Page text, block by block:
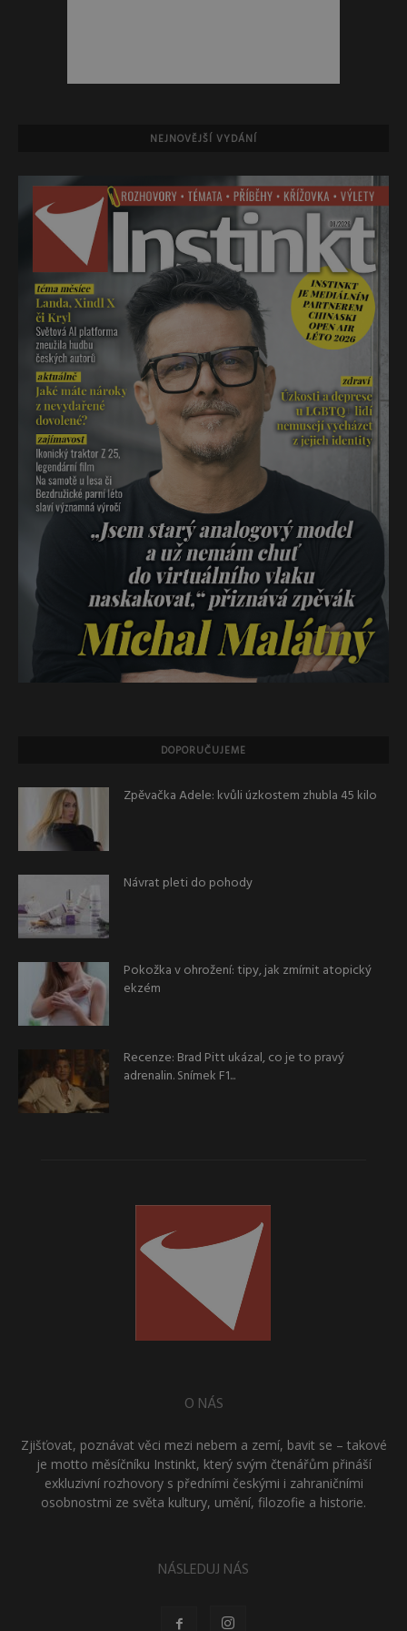
NEJNOVĚJŠÍ VYDÁNÍ
DOPORUČUJEME
Zpěvačka Adele: kvůli úzkostem zhubla 45 kilo
Návrat pleti do pohody
Pokožka v ohrožení: tipy, jak zmírnit atopický
ekzém
Recenze: Brad Pitt ukázal, co je to pravý
adrenalin. Snímek F1...
O NÁS
Zjišťovat, poznávat věci mezi nebem a zemí, bavit se – takové
je motto měsíčníku Instinkt, který svým čtenářům přináší
exkluzivní rozhovory s předními českými i zahraničními
osobnostmi ze světa kultury, umění, filozofie a historie.
NÁSLEDUJ NÁS